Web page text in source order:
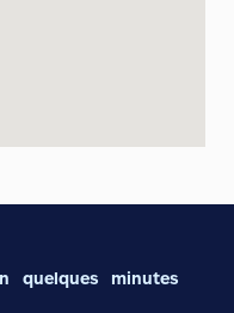
quelques minutes